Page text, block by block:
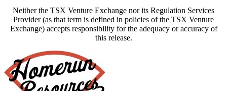
Neither the TSX Venture Exchange nor its Regulation Services
Provider (as that term is defined in policies of the TSX Venture
Exchange) accepts responsibility for the adequacy or accuracy of
this release.